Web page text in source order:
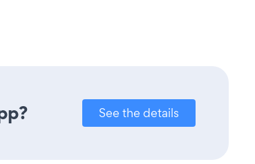
See the details